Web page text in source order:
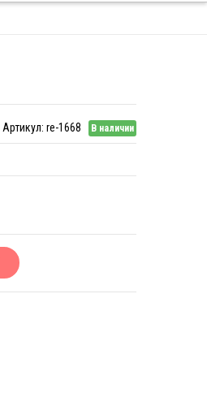
В наличии
Артикул: re-1668